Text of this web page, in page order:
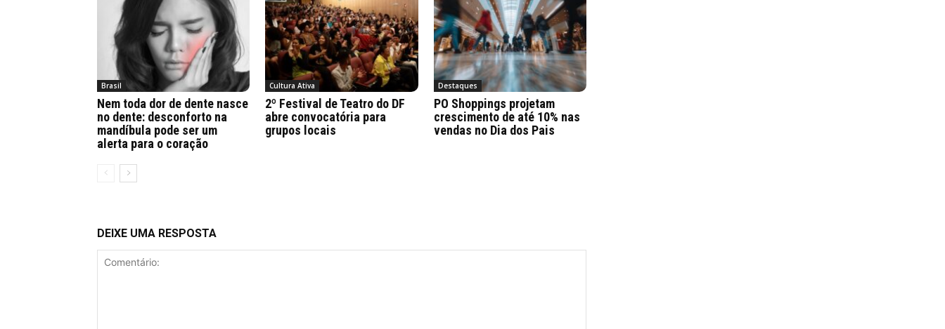
Brasil
Nem toda dor de dente nasce
no dente: desconforto na
mandíbula pode ser um
alerta para o coração
Cultura Ativa
2º Festival de Teatro do DF
abre convocatória para
grupos locais
Destaques
PO Shoppings projetam
crescimento de até 10% nas
vendas no Dia dos Pais
DEIXE UMA RESPOSTA